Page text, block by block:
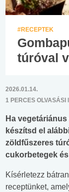
#RECEPTEK
túróval
2026.01.14.
1 PERCES OLVASÁSI
Ha
készítsd el
zöldfűszeres
cukorbetegek
Kísérletezz
receptünket,